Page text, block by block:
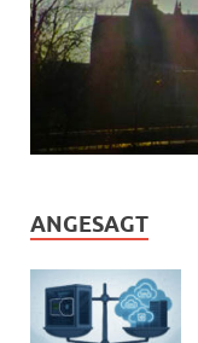
ANGESAGT